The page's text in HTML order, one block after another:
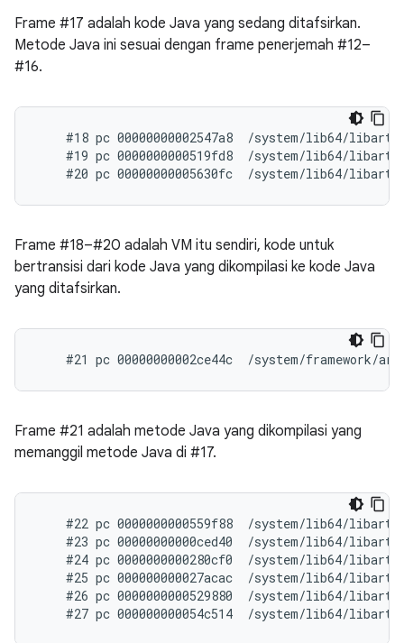
Frame #17 adalah kode Java yang sedang ditafsirkan.
Metode Java ini sesuai dengan frame penerjemah #12–
#16.
#18 pc 00000000002547a8  /system/lib64/
#19 pc 0000000000519fd8  /system/lib64/
Frame #18–#20 adalah VM itu sendiri, kode untuk
bertransisi dari kode Java yang dikompilasi ke kode Java
yang ditafsirkan.
Frame #21 adalah metode Java yang dikompilasi yang
memanggil metode Java di #17.
#22 pc 0000000000559f88  /system/lib64/
#23 pc 00000000000ced40  /system/lib64/
#24 pc 0000000000280cf0  /system/lib64/
#25 pc 000000000027acac  /system/lib64/
#26 pc 0000000000529880  /system/lib64/